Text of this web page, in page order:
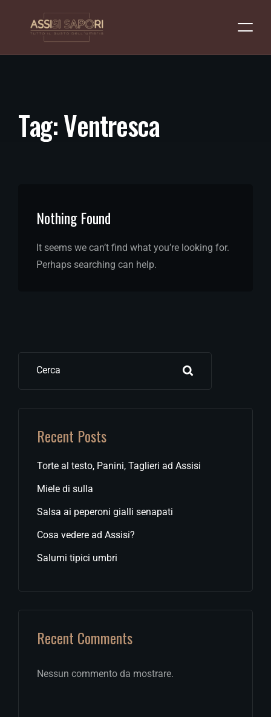
Tag:Ventresca
Nothing Found
It seems we can’t find what you’re looking for.
Perhaps searching can help.
Cerca
Recent Posts
Torte al testo, Panini, Taglieri ad Assisi
Miele di sulla
Salsa ai peperoni gialli senapati
Cosa vedere ad Assisi?
Salumi tipici umbri
Recent Comments
Nessun commento da mostrare.